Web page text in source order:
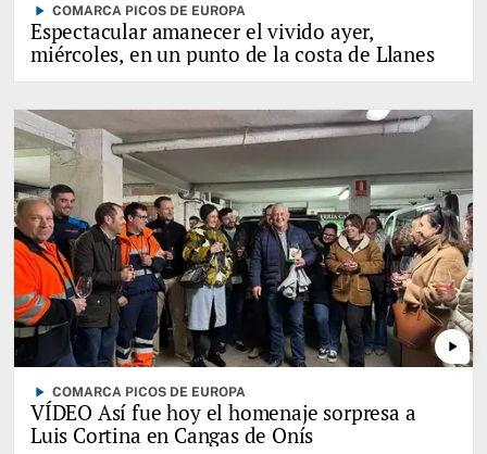
play_arrow COMARCA PICOS DE EUROPA
Espectacular amanecer el vivido ayer,
miércoles, en un punto de la costa de Llanes
play_arrow
play_arrow COMARCA PICOS DE EUROPA
VÍDEO Así fue hoy el homenaje sorpresa a
Luis Cortina en Cangas de Onís